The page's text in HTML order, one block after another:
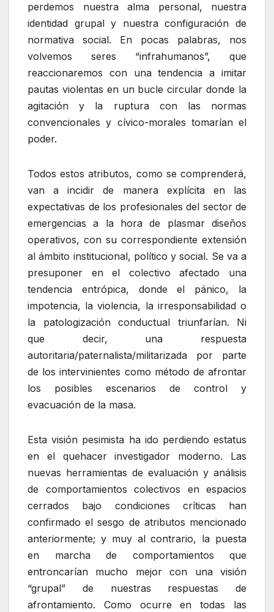
perdemos nuestra alma personal, nuestra
identidad grupal y nuestra configuración de
normativa social. En pocas palabras, nos
volvemos seres “infrahumanos”, que
reaccionaremos con una tendencia a imitar
pautas violentas en un bucle circular donde la
agitación y la ruptura con las normas
convencionales y cívico-morales tomarían el
poder.
Todos estos atributos, como se comprenderá,
van a incidir de manera explícita en las
expectativas de los profesionales del sector de
emergencias a la hora de plasmar diseños
operativos, con su correspondiente extensión
al ámbito institucional, político y social. Se va a
presuponer en el colectivo afectado una
tendencia entrópica, donde el pánico, la
impotencia, la violencia, la irresponsabilidad o
la patologización conductual triunfarían. Ni
que decir, una respuesta
autoritaria/paternalista/militarizada por parte
de los intervinientes como método de afrontar
los posibles escenarios de control y
evacuación de la masa.
Esta visión pesimista ha ido perdiendo estatus
en el quehacer investigador moderno. Las
nuevas herramientas de evaluación y análisis
de comportamientos colectivos en espacios
cerrados bajo condiciones críticas han
confirmado el sesgo de atributos mencionado
anteriormente; y muy al contrario, la puesta
en marcha de comportamientos que
entroncarían mucho mejor con una visión
“grupal” de nuestras respuestas de
afrontamiento. Como ocurre en todas las